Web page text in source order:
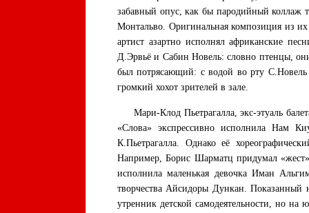
забавный опус, как бы пародийный коллаж
Монтальво. Оригинальная композиция из
артист азартно исполнял африканские
Д.Эрвьё и Сабин Новель: словно птенцы,
был потрясающий: с водой во рту
громкий хохот зрителей в зале.
Мари-Клод Пьетрагалла, экс-этуаль
«Слова» экспрессивно исполнила Нам
К.Пьетрагалла. Однако её
Например, Борис Шарматц придумал
исполнила маленькая девочка Иман
творчества Айсидоры Дункан. Показанный
утренник детской самодеятельности, но